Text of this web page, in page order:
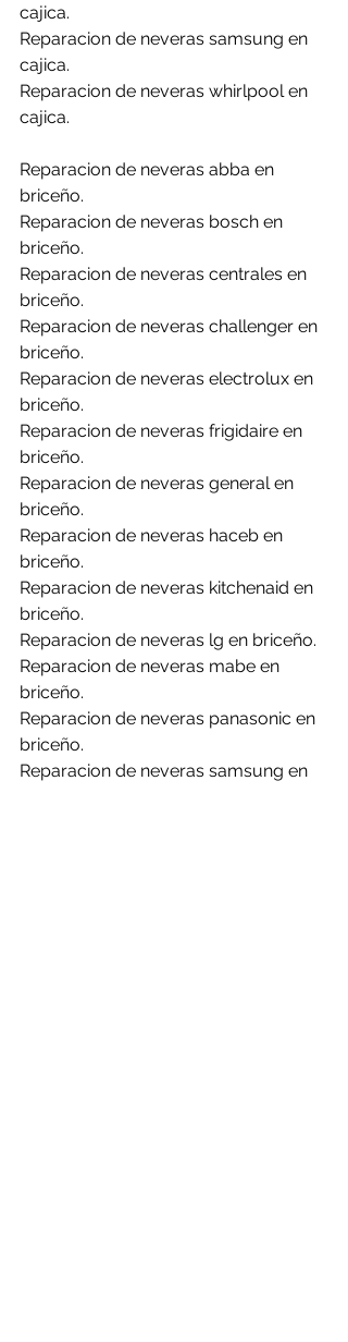
cajica.
Reparacion de neveras samsung en
cajica.
Reparacion de neveras whirlpool en
cajica.
Reparacion de neveras abba en
briceño.
Reparacion de neveras bosch en
briceño.
Reparacion de neveras centrales en
briceño.
Reparacion de neveras challenger en
briceño.
Reparacion de neveras electrolux en
briceño.
Reparacion de neveras frigidaire en
briceño.
Reparacion de neveras general en
briceño.
Reparacion de neveras haceb en
briceño.
Reparacion de neveras kitchenaid en
briceño.
Reparacion de neveras lg en briceño.
Reparacion de neveras mabe en
briceño.
Reparacion de neveras panasonic en
briceño.
Reparacion de neveras samsung en